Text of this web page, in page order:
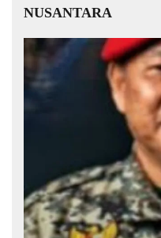
NUSANTARA